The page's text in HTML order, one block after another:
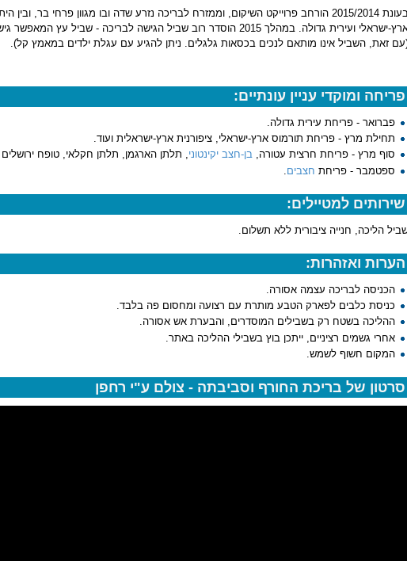
בעונת 2015/2014 הורחב פרוייקט השיקום, וממזרח לבריכה נזרע שדה ובו מגוון פרחי בר,
ארץ-ישראלי ועירית גדולה. במהלך 2015 הוסדר רוב שביל הגישה לבריכה -
זאת, השביל אינו מותאם לנכים בכסאות גלגלים. ניתן להגיע עם עגלת ילדים במאמץ קל).
פריחה ומוקדי עניין עונתיים:
פברואר - פריחת עירית גדולה.
תחילת מרץ - פריחת תורמוס ארץ-ישראלי, ציפורנית ארץ-ישראלית ועוד.
סוף מרץ - פריחת חרצית עטורה,בן-חצב יקינטוני, תלתן הארגמן, תלתן חקלאי, טופח ירושלים
ספטמבר - פריחת חצבים
שירותים למטיילים:
הליכה, חנייה ציבורית ללא תשלום.
הערות ואזהרות:
הכניסה לבריכה עצמה אסורה.
כניסת כלבים לפארק הטבע מותרת עם רצועה ומחסום פה בלבד.
ההליכה בשטח רק בשבילים המוסדרים, והבערת אש אסורה.
אחרי גשמים רציניים, ייתכן בוץ בשבילי ההליכה באתר.
המקום חשוף לשמש.
סרטון של בריכת החורף וסביבתה - צולם ע"י רחפן